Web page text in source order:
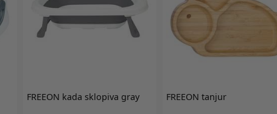
FREEON kada sklopiva gray FREEON tanjur